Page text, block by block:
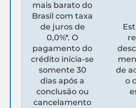
mais barato do
Brasil com taxa
de juros de
0,0%*. O
pagamento do
crédito inicia-se
somente 30
dias após a
conclusão ou
cancelamento
de
o